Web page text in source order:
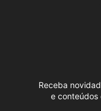
Receba
e conteúdos